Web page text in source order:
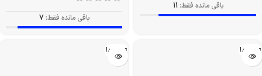
باقی مانده فقط: 11
باقی مانده فقط: 7
تمام شد! تمام شد!